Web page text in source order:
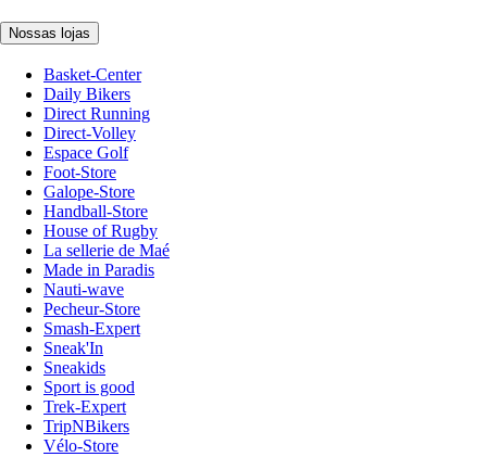
Nossas lojas
Basket-Center
Daily Bikers
Direct Running
Direct-Volley
Espace Golf
Foot-Store
Galope-Store
Handball-Store
House of Rugby
La sellerie de Maé
Made in Paradis
Nauti-wave
Pecheur-Store
Smash-Expert
Sneak'In
Sneakids
Sport is good
Trek-Expert
TripNBikers
Vélo-Store